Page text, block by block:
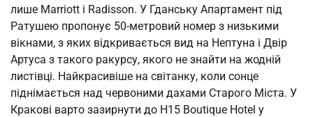
лише Marriott і Radisson. У Гданську Апартамент під
Ратушею пропонує 50-метровий номер з низькими
вікнами, з яких відкривається вид на Нептуна і Двір
Артуса з такого ракурсу, якого не знайти на жодній
листівці. Найкрасивіше на світанку, коли сонце
піднімається над червоними дахами Старого Міста. У
Кракові варто зазирнути до H15 Boutique Hotel у